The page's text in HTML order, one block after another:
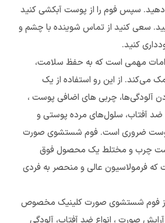
سپس فوم را از پوست آبکشی کنید
سعی کنید از تماس شوینده با چشم و
کنید.
مهمی است که به حفظ سلامت،
می‌کند. از این رو استفاده از یک
آلودگی‌ها، چربی های اضافی پوست ،
ضد آفتاب، سلول‌های مرده پوستی و
ضروری است. فوم شستشوی صورت
چرب و مختلط یک محصول فوق
که فرمولاسیون عالی و منحصر به فردی
از فوم شستشوی صورت کلینیک مخصوص